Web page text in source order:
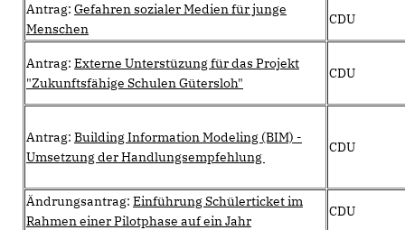
Antrag: Gefahren sozialer Medien für junge
Menschen
CDU
Antrag: Externe Unterstüzung für das Projekt
"Zukunftsfähige Schulen Gütersloh"
CDU
Antrag: Building Information Modeling (BIM) -
Umsetzung der Handlungsempfehlung
CDU
Ändrungsantrag: Einführung Schülerticket im
Rahmen einer Pilotphase auf ein Jahr
CDU